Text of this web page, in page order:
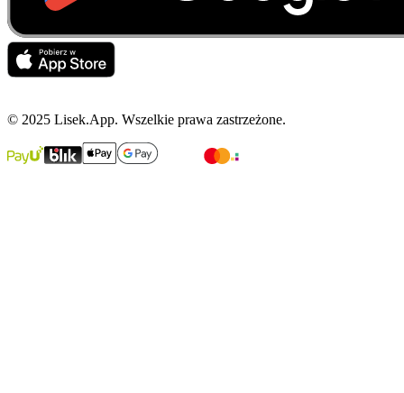
© 2025 Lisek.App. Wszelkie prawa zastrzeżone.